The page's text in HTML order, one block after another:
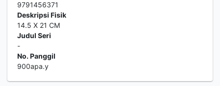
9791456371
Deskripsi Fisik
14.5 X 21 CM
Judul Seri
-
No. Panggil
900apa.y